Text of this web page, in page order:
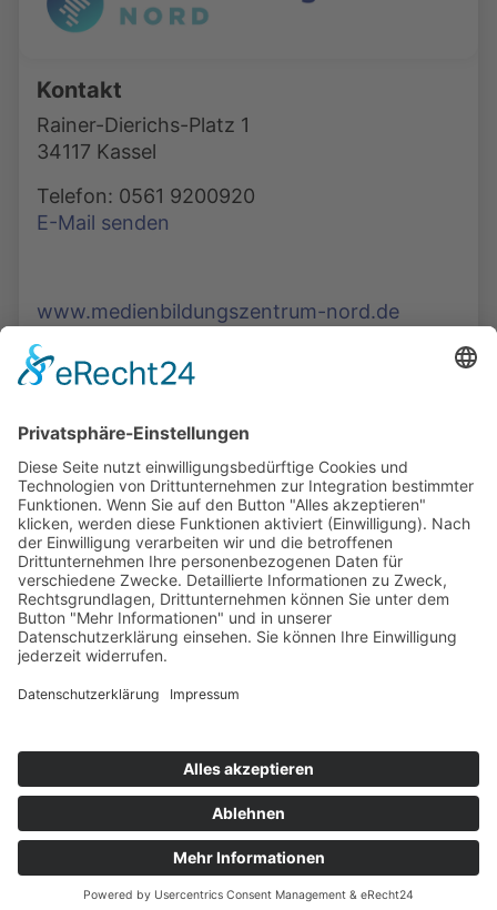
Kontakt
Rainer-Dierichs-Platz 1
34117 Kassel
Telefon: 0561 9200920
E-Mail senden
www.medienbildungszentrum-nord.de
Podcasts, Themen und Informationen.
Entdecken Sie unser Forum für Medien, Bildung
und Demokratie - jederzeit und überall
verfügbar.
Mehr erfahren
COOKIE-EINSTELLUNGEN